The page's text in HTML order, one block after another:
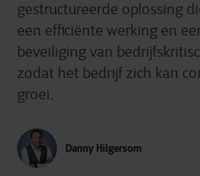
gestructureerde oplossing
een efficiënte werking en
beveiliging van
zodat het bedrijf zich kan
groei.
Danny Hilgersom